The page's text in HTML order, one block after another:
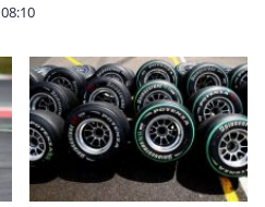
08:10